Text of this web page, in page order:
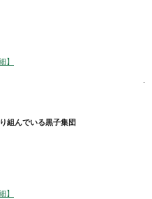
】
.
組んでいる黒子集団
】